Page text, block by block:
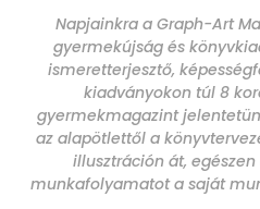
Napjainkra a Graph-Art
gyermekújság és
ismeretterjesztő,
kiadványokon túl 8
gyermekmagazint
az alapötlettől a
illusztráción át,
munkafolyamatot a saját